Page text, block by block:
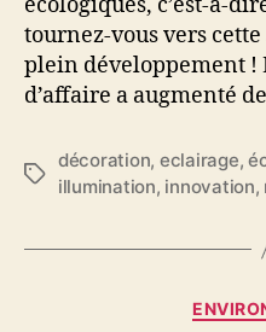
tournez-vous vers
plein développement !
d’affaire a augmenté
Étiquettes
décoration, eclairage,
illumination, innovation,